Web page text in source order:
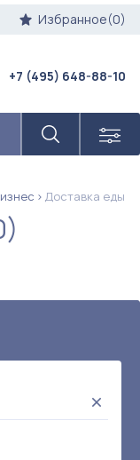
Избранное(0)
+7 (495) 648-88-10
Доставка еды